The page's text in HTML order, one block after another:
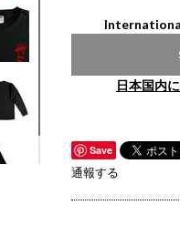
日本国内
Save
通報する